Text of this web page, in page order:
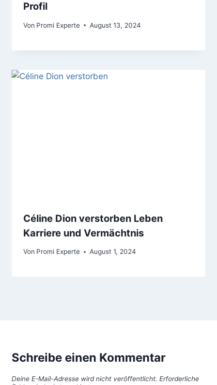
Profil
Von Promi Experte August 13, 2024
Céline Dion verstorben Leben
Karriere und Vermächtnis
Von Promi Experte August 1, 2024
Schreibe einen Kommentar
Deine E-Mail-Adresse wird nicht veröffentlicht. Erforderliche